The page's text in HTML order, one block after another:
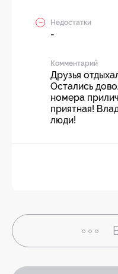
Недостатки
-
Комментарий
Друзья
Остались
номера
приятная!
люди!